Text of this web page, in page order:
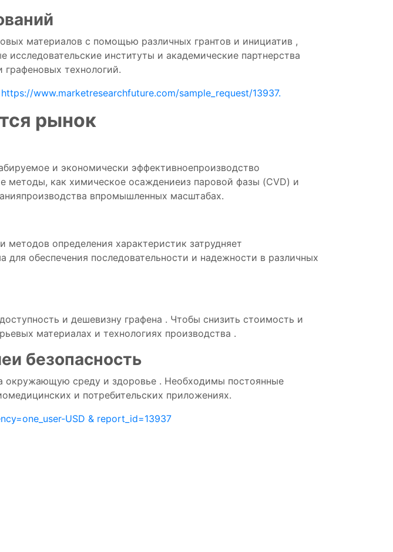
материалов с помощью различных грантов и инициатив ,
исследовательские институты и академические партнерства
графеновых технологий.
https://www.marketresearchfuture.com/sample_request/13937.
рынок
и экономически эффективноепроизводство
методы, как химическое осаждениеиз паровой фазы (CVD) и
производства впромышленных масштабах.
и методов определения характеристик затрудняет
для обеспечения последовательности и надежности в различных
доступность и дешевизну графена . Чтобы снизить стоимость и
материалах и технологиях производства .
и безопасность
окружающую среду и здоровье . Необходимы постоянные
и потребительских приложениях.
USD & report_id=13937